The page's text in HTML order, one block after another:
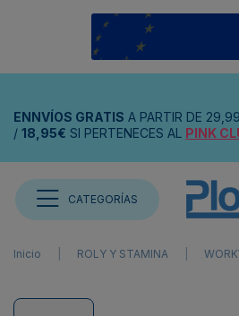
ENNVÍOS GRATIS A PARTIR DE
/ 18,95€ SI PERTENECES AL PINK
CATEGORÍAS
Inicio ROLY Y STAMINA